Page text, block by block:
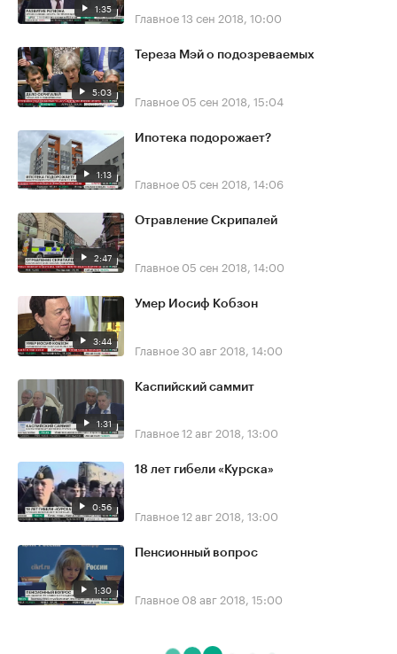
1:35 Главное13 сен 2018, 10:00
5:03
Тереза Мэй о подозреваемых
Главное 05 сен 2018, 15:04
1:13
Ипотека подорожает?
Главное 05 сен 2018, 14:06
2:47
Отравление Скрипалей
Главное 05 сен 2018, 14:00
3:44
Умер Иосиф Кобзон
Главное30 авг 2018, 14:00
1:31
Каспийский саммит
Главное12 авг 2018, 13:00
0:56
18 лет гибели «Курска»
Главное12 авг 2018, 13:00
1:30
Пенсионный вопрос
Главное 08 авг 2018, 15:00